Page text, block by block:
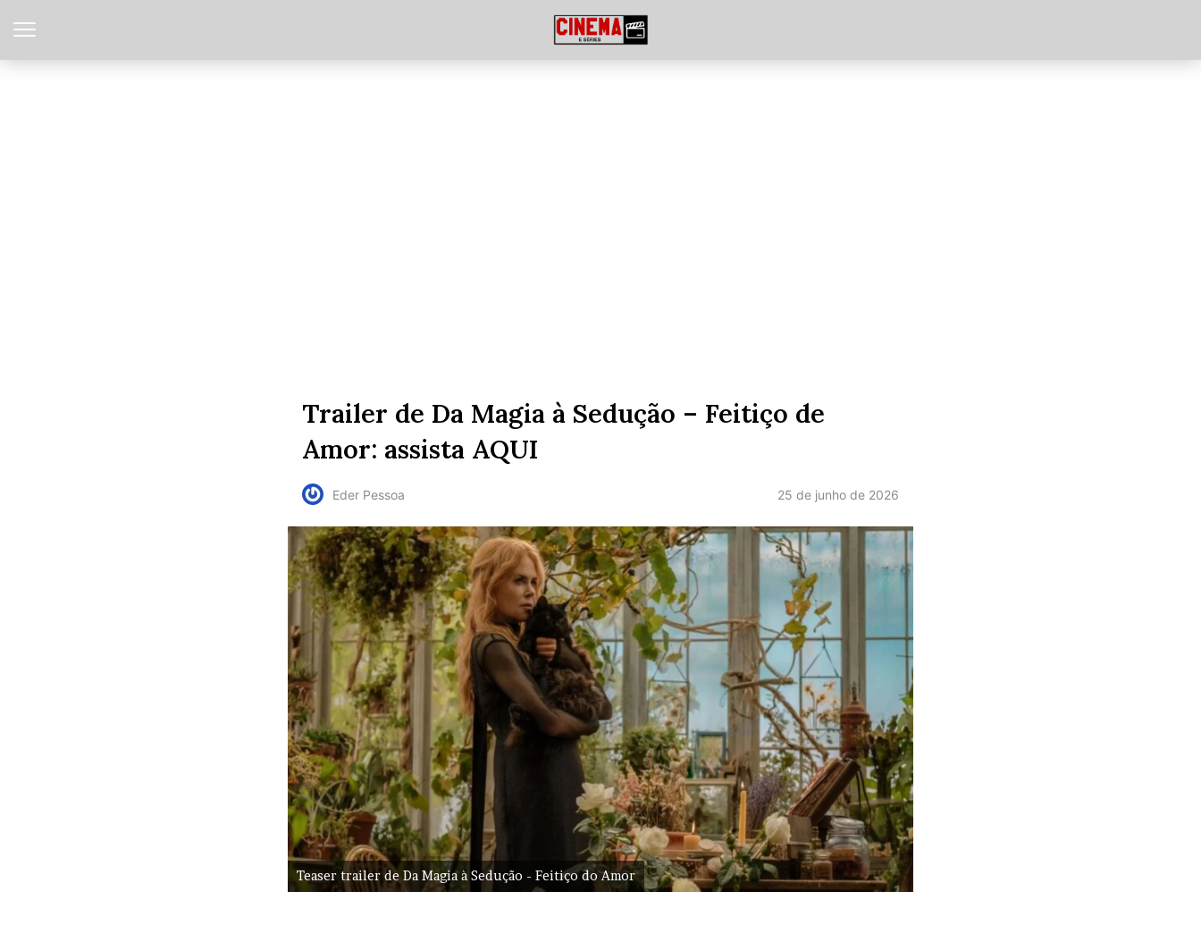
Trailer de Da Magia à Sedução – Feitiço de
Amor: assista AQUI
Eder Pessoa 25 de junho de 2026
Teaser trailer de Da Magia à Sedução - Feitiço do Amor